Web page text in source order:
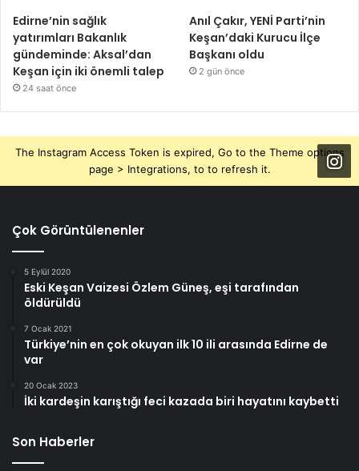
Edirne’nin sağlık
yatırımları Bakanlık
gündeminde: Aksal’dan
Keşan için iki önemli talep
24 saat önce
Anıl Çakır, YENİ Parti’nin
Keşan’daki Kurucu İlçe
Başkanı oldu
2 gün önce
The Instagram Access Token is expired, Go to the Theme options
page > Integrations, to to refresh it.
Çok Görüntülenenler
5 Eylül 2020
Eski Keşan Vaizesi Özlem Güneş, eşi tarafından
öldürüldü
7 Ocak 2021
Türkiye’nin en çok okuyan ilk 10 ili arasında Edirne de
var
20 Ocak 2023
İki kardeşin karıştığı feci kazada biri hayatını kaybetti
Son Haberler